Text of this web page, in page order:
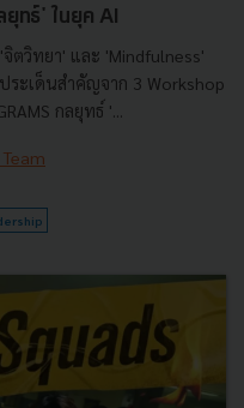
ทธ์' ในยุค AI
ตวิทยา' และ 'Mindfulness'
ะเด็นสำคัญจาก 3 Workshop
กลยุทธ์ '...